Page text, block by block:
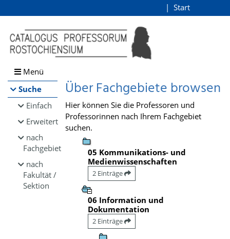
Browsen
direkt zum Inhalt
Start
Menü
Suche
Einfach
Erweitert
nach
Fachgebiet
nach
Fakultät /
Sektion
Über Fachgebiete browsen
Hier können Sie die Professoren und
Professorinnen nach Ihrem Fachgebiet
suchen.
05 Kommunikations- und
Medienwissenschaften
2 Einträge
06 Information und
Dokumentation
2 Einträge